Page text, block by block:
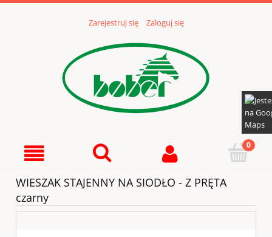
Zarejestruj się Zaloguj się
WIESZAK STAJENNY NA SIODŁO - Z PRĘTA
czarny